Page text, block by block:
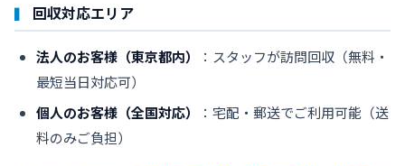
回収対応エリア
法人のお客様（東京都内）
：スタッフが訪問回収（無料・
最短当日対応可）
個人のお客様（全国対応）
：宅配・郵送でご利用可能（送
料のみご負担）